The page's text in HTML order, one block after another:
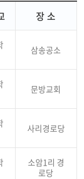
장 소
삼송공소
문방교회
사리경로당
소암1리 경
로당